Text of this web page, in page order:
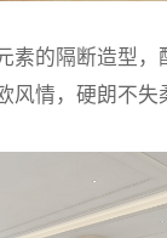
素的隔断造型，
风情，硬朗不失